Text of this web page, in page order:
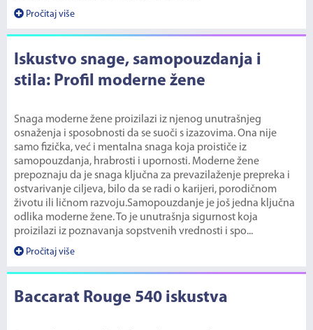
Pročitaj više
Iskustvo snage, samopouzdanja i
stila: Profil moderne žene
Snaga moderne žene proizilazi iz njenog unutrašnjeg
osnaženja i sposobnosti da se suoči s izazovima. Ona nije
samo fizička, već i mentalna snaga koja proističe iz
samopouzdanja, hrabrosti i upornosti. Moderne žene
prepoznaju da je snaga ključna za prevazilaženje prepreka i
ostvarivanje ciljeva, bilo da se radi o karijeri, porodičnom
životu ili ličnom razvoju.Samopouzdanje je još jedna ključna
odlika moderne žene. To je unutrašnja sigurnost koja
proizilazi iz poznavanja sopstvenih vrednosti i spo...
Pročitaj više
Baccarat Rouge 540 iskustva